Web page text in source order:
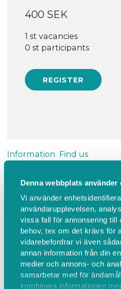
Denna webbplats använder
Vi använder
användarupplevelsen,
vissa fall för annonsering till
behov, tex om det krävs för
vidarebefordrar vi även
annan information från din
medier och annons- och
samarbetar med för
kombinera informationen
400 SEK
1 st vacancies
0 st participants
Information Find us
Privatlektion
Privatlektion (60 min)
Find us
Glada Svansen i Flen,